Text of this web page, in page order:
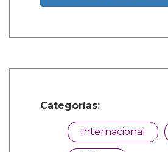
Categorías:
Internacional